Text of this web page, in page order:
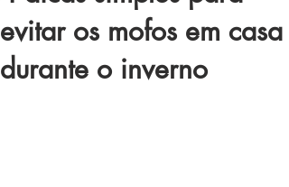
evitar os mofos em casa
durante o inverno